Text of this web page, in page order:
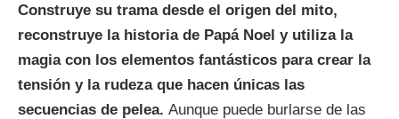
Construye su trama desde el origen del mito,
reconstruye la historia de Papá Noel y utiliza la
magia con los elementos fantásticos para crear la
tensión y la rudeza que hacen únicas las
secuencias de pelea. Aunque puede burlarse de las